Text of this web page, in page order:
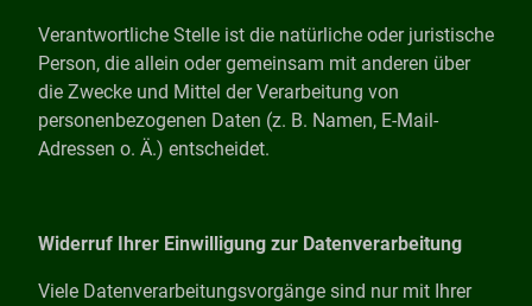
Verantwortliche Stelle ist die natürliche oder juristische
Person, die allein oder gemeinsam mit anderen über
die Zwecke und Mittel der Verarbeitung von
personenbezogenen Daten (z. B. Namen, E-Mail-
Adressen o. Ä.) entscheidet.
Widerruf Ihrer Einwilligung zur Datenverarbeitung
Viele Datenverarbeitungsvorgänge sind nur mit Ihrer